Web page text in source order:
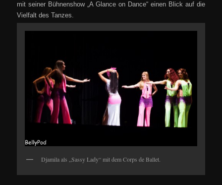
mit seiner Bühnenshow „A Glance on Dance“ einen Blick auf die
Vielfalt des Tanzes.
Djamila als „Sassy Lady“ mit dem Corps de Ballet.